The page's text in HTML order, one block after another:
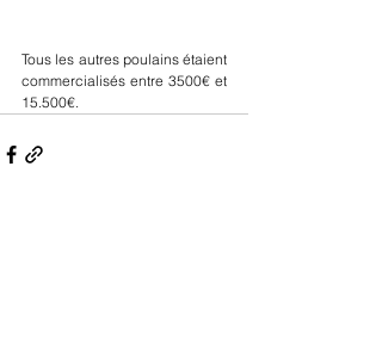
Tous les autres poulains étaient
commercialisés entre 3500€ et
15.500€.